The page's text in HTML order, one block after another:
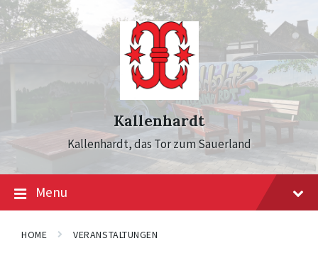
Skip
to
content
Skip
to
main
navigation
Skip
to
footer
Kallenhardt
Kallenhardt, das Tor zum Sauerland
Menu
HOME VERANSTALTUNGEN